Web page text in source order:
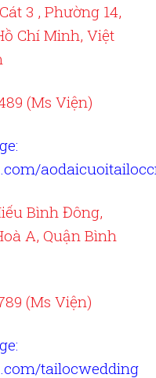
3 , Phường 14,
Chí Minh, Việt
(Ms Viện)
:
Bình Đông,
A, Quận Bình
(Ms Viện)
:
tailocwedding